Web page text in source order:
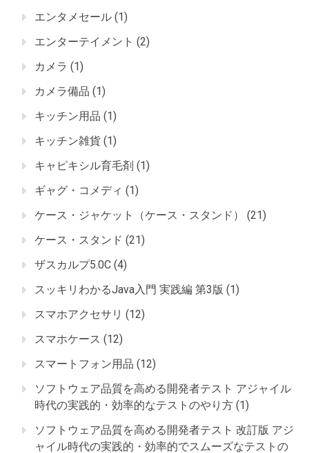
エンタメセール (1)
エンターテイメント (2)
カメラ (1)
カメラ備品 (1)
キッチン用品 (1)
キッチン雑貨 (1)
キャピキシル育毛剤 (1)
ギャグ・コメディ (1)
ケース・ジャケット（ケース・スタンド）
(21)
ケース・スタンド (21)
ザスカルプ5.0C (4)
スッキリわかるJava入門 実践編 第3版 (1)
スマホアクセサリ (12)
スマホケース (12)
スマートフォン用品 (12)
ソフトウェア品質を高める開発者テスト アジャイル
時代の実践的・効率的なテストのやり方 (1)
ソフトウェア品質を高める開発者テスト 改訂版 アジ
ャイル時代の実践的・効率的でスムーズなテストの